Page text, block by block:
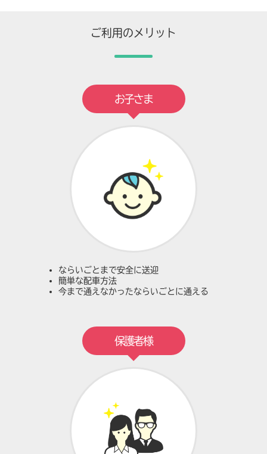
ご利用のメリット
お子さま
ならいごとまで安全に送迎
簡単な配車方法
今まで通えなかったならいごとに通える
保護者様